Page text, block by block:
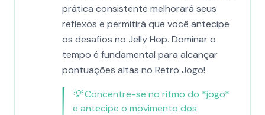
prática consistente melhorará seus
reflexos e permitirá que você antecipe
os desafios no Jelly Hop. Dominar o
tempo é fundamental para alcançar
pontuações altas no Retro Jogo!
💡Concentre-se no ritmo do *jogo*
e antecipe o movimento dos